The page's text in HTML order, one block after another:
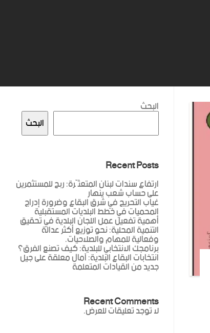
البحث
البحث
Recent Posts
ارتفاع سندات لبنان المتعثّرة: ربح للمستثمرين
على حساب شعب ينهار
غياب التحريج في شرق البقاع وضرورة إدراج
المحميات في خطط البلديات المستقبلية
أهمية تفعيل عمل اللجان البلدية في تحقيق
التنمية المحلية: نحو توزيع أكثر عدالة
وفعالية للمهام والصلاحيات.
برنامجك الانتخابي للبلدية: كيف تصنع الفرق؟
انتخابات البقاع البلدية: آمال معلقة على جيل
جديد من القيادات المتعلمة
Recent Comments
لا توجد تعليقات للعرض.